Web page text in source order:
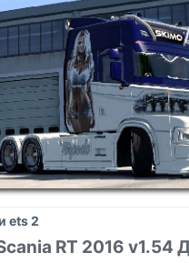
ets 2
RT 2016 v1.54